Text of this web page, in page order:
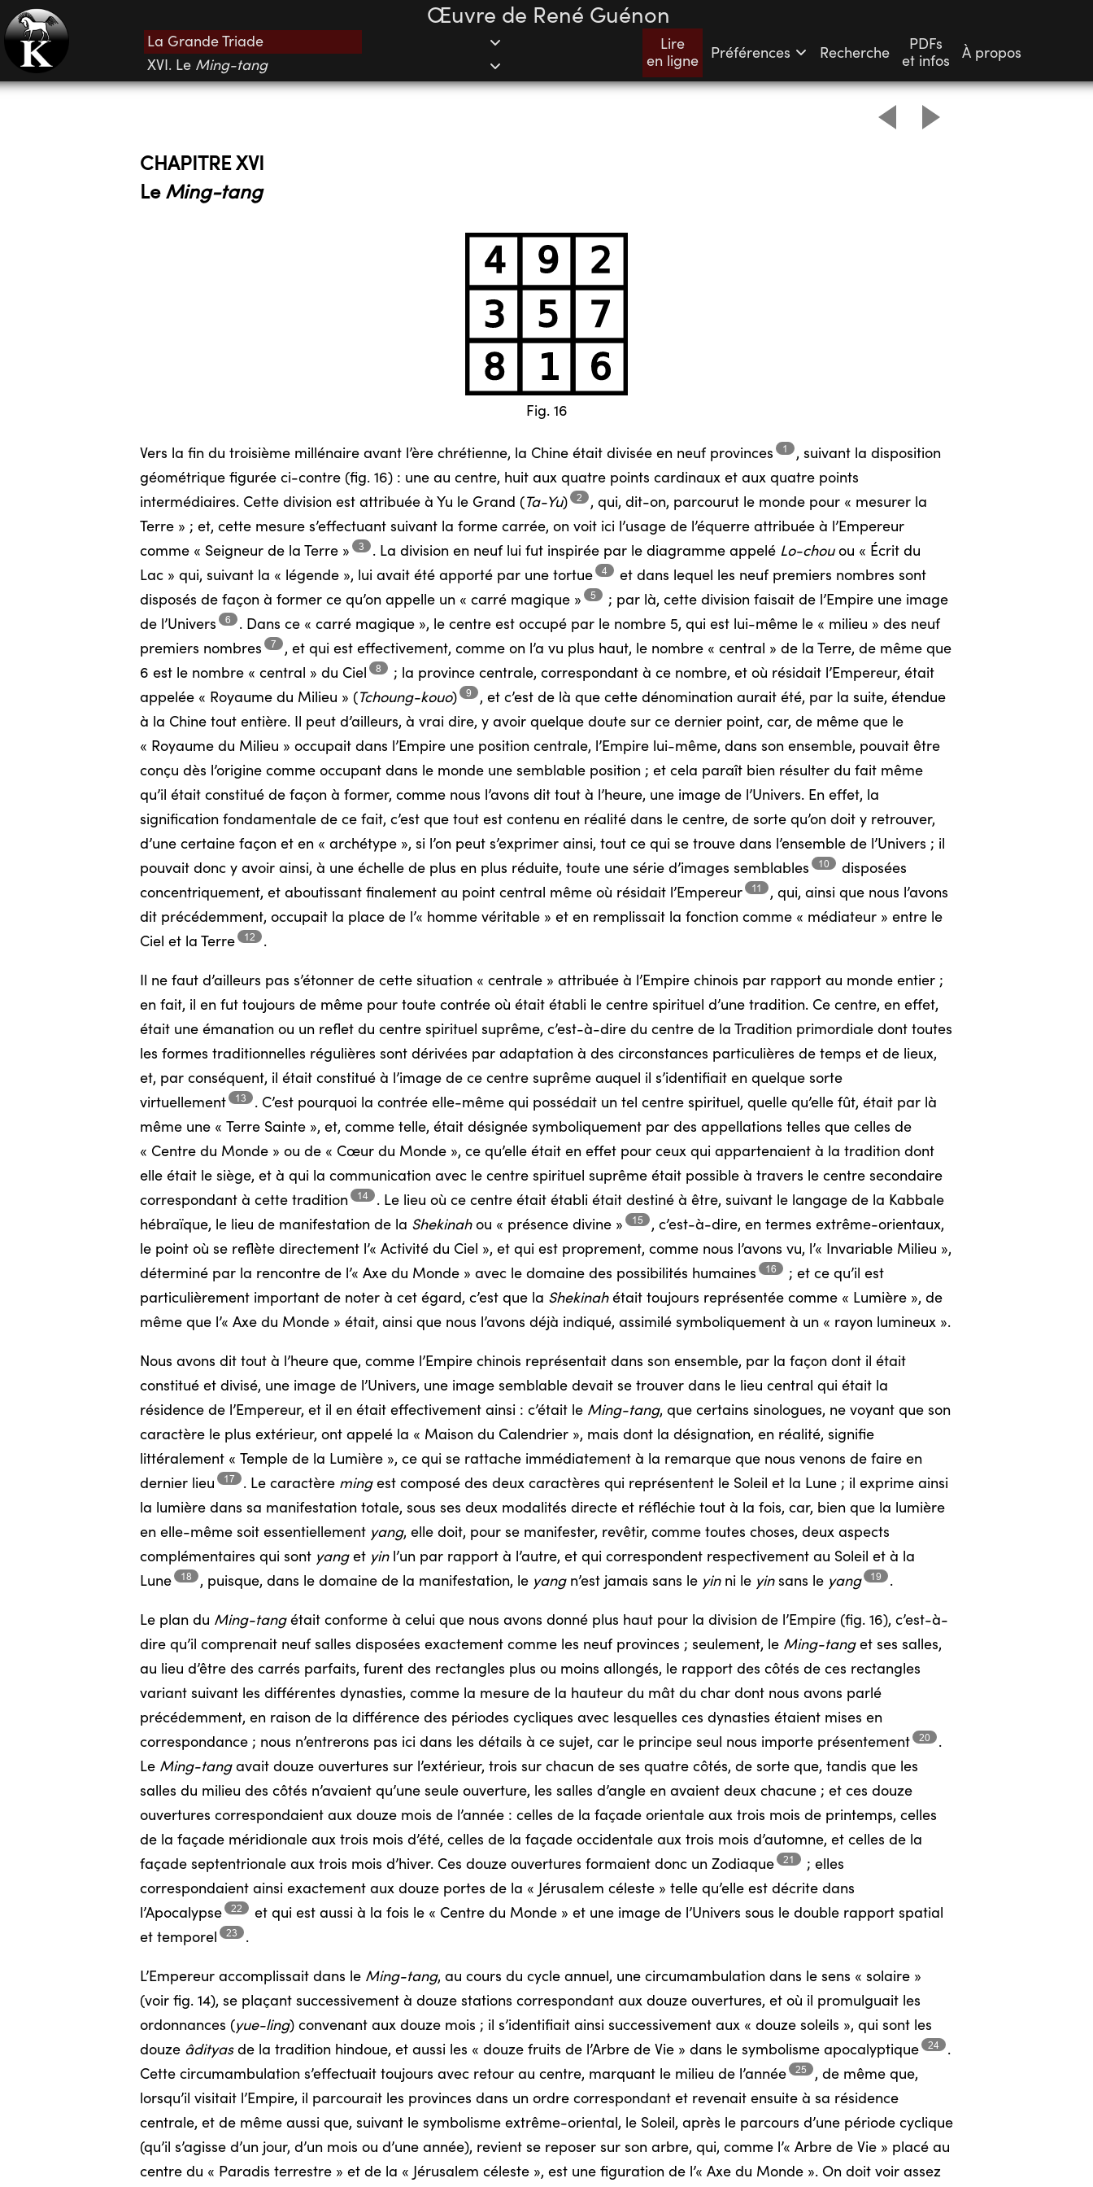
Œuvre de René Guénon
La Grande Triade
XVI. Le Ming-tang
Lire
en ligne
Préférences Recherche
PDFs
et infos
À propos
CHAPITRE XVI
Le Ming-tang
Fig. 16
Vers la fin du troisième millénaire avant l’ère chrétienne, la Chine était divisée en neuf provinces 1 , suivant la disposition
géométrique figurée ci-contre (fig. 16) : une au centre, huit aux quatre points cardinaux et aux quatre points
intermédiaires. Cette division est attribuée à Yu le Grand (Ta-Yu) 2 , qui, dit-on, parcourut le monde pour « mesurer la
Terre » ; et, cette mesure s’effectuant suivant la forme carrée, on voit ici l’usage de l’équerre attribuée à l’Empereur
comme « Seigneur de la Terre » 3 .La division en neuf lui fut inspirée par le diagramme appelé Lo-chouou « Écrit du
Lac » qui, suivant la « légende », lui avait été apporté par une tortue 4
et dans lequel les neuf premiers nombres sont
disposés de façon à former ce qu’on appelle un « carré magique » 5 ; par là, cette division faisait de l’Empire une image
de l’Univers 6 .Dans ce « carré magique », le centre est occupé par le nombre 5, qui est lui-même le « milieu » des neuf
premiers nombres 7 , et qui est effectivement, comme on l’a vu plus haut, le nombre « central » de la Terre, de même que
6 est le nombre « central » du Ciel 8 ; la province centrale, correspondant à ce nombre, et où résidait l’Empereur, était
appelée « Royaume du Milieu » (Tchoung-kouo) 9 , et c’est de là que cette dénomination aurait été, par la suite, étendue
à la Chine tout entière. Il peut d’ailleurs, à vrai dire, y avoir quelque doute sur ce dernier point, car, de même que le
« Royaume du Milieu » occupait dans l’Empire une position centrale, l’Empire lui-même, dans son ensemble, pouvait être
conçu dès l’origine comme occupant dans le monde une semblable position ; et cela paraît bien résulter du fait même
qu’il était constitué de façon à former, comme nous l’avons dit tout à l’heure, une image de l’Univers. En effet, la
signification fondamentale de ce fait, c’est que tout est contenu en réalité dans le centre, de sorte qu’on doit y retrouver,
d’une certaine façon et en « archétype », si l’on peut s’exprimer ainsi, tout ce qui se trouve dans l’ensemble de l’Univers ; il
pouvait donc y avoir ainsi, à une échelle de plus en plus réduite, toute une série d’images semblables 10
disposées
concentriquement, et aboutissant finalement au point central même où résidait l’Empereur 11 , qui, ainsi que nous l’avons
dit précédemment, occupait la place de l’« homme véritable » et en remplissait la fonction comme « médiateur » entre le
Ciel et la Terre 12 .
Il ne faut d’ailleurs pas s’étonner de cette situation « centrale » attribuée à l’Empire chinois par rapport au monde entier ;
en fait, il en fut toujours de même pour toute contrée où était établi le centre spirituel d’une tradition. Ce centre, en effet,
était une émanation ou un reflet du centre spirituel suprême, c’est-à-dire du centre de la Tradition primordiale dont toutes
les formes traditionnelles régulières sont dérivées par adaptation à des circonstances particulières de temps et de lieux,
et, par conséquent, il était constitué à l’image de ce centre suprême auquel il s’identifiait en quelque sorte
virtuellement
13 .C’est pourquoi la contrée elle-même qui possédait un tel centre spirituel, quelle qu’elle fût, était par là
même une « Terre Sainte », et, comme telle, était désignée symboliquement par des appellations telles que celles de
« Centre du Monde » ou de « Cœur du Monde », ce qu’elle était en effet pour ceux qui appartenaient à la tradition dont
elle était le siège, et à qui la communication avec le centre spirituel suprême était possible à travers le centre secondaire
correspondant à cette tradition 14 .Le lieu où ce centre était établi était destiné à être, suivant le langage de la Kabbale
hébraïque, le lieu de manifestation de la Shekinahou « présence divine » 15 , c’est-à-dire, en termes extrême-orientaux,
le point où se reflète directement l’« Activité du Ciel », et qui est proprement, comme nous l’avons vu, l’« Invariable Milieu »,
déterminé par la rencontre de l’« Axe du Monde » avec le domaine des possibilités humaines 16 ; et ce qu’il est
particulièrement important de noter à cet égard, c’est que la Shekinahétait toujours représentée comme « Lumière », de
même que l’« Axe du Monde » était, ainsi que nous l’avons déjà indiqué, assimilé symboliquement à un « rayon lumineux ».
Nous avons dit tout à l’heure que, comme l’Empire chinois représentait dans son ensemble, par la façon dont il était
constitué et divisé, une image de l’Univers, une image semblable devait se trouver dans le lieu central qui était la
résidence de l’Empereur, et il en était effectivement ainsi : c’était le Ming-tang, que certains sinologues, ne voyant que son
caractère le plus extérieur, ont appelé la « Maison du Calendrier », mais dont la désignation, en réalité, signifie
littéralement « Temple de la Lumière », ce qui se rattache immédiatement à la remarque que nous venons de faire en
dernier lieu 17 .Le caractère mingest composé des deux caractères qui représentent le Soleil et la Lune ; il exprime ainsi
la lumière dans sa manifestation totale, sous ses deux modalités directe et réfléchie tout à la fois, car, bien que la lumière
en elle-même soit essentiellement yang, elle doit, pour se manifester, revêtir, comme toutes choses, deux aspects
complémentaires qui sont yanget yinl’un par rapport à l’autre, et qui correspondent respectivement au Soleil et à la
Lune
18 , puisque, dans le domaine de la manifestation, le yangn’est jamais sans le yinni le yinsans le yang 19 .
Le plan du Ming-tangétait conforme à celui que nous avons donné plus haut pour la division de l’Empire (fig. 16), c’est-à-
dire qu’il comprenait neuf salles disposées exactement comme les neuf provinces ; seulement, le Ming-tanget ses salles,
au lieu d’être des carrés parfaits, furent des rectangles plus ou moins allongés, le rapport des côtés de ces rectangles
variant suivant les différentes dynasties, comme la mesure de la hauteur du mât du char dont nous avons parlé
précédemment, en raison de la différence des périodes cycliques avec lesquelles ces dynasties étaient mises en
correspondance ; nous n’entrerons pas ici dans les détails à ce sujet, car le principe seul nous importe présentement 20
.
Le Ming-tangavait douze ouvertures sur l’extérieur, trois sur chacun de ses quatre côtés, de sorte que, tandis que les
salles du milieu des côtés n’avaient qu’une seule ouverture, les salles d’angle en avaient deux chacune ; et ces douze
ouvertures correspondaient aux douze mois de l’année : celles de la façade orientale aux trois mois de printemps, celles
de la façade méridionale aux trois mois d’été, celles de la façade occidentale aux trois mois d’automne, et celles de la
façade septentrionale aux trois mois d’hiver. Ces douze ouvertures formaient donc un Zodiaque 21 ; elles
correspondaient ainsi exactement aux douze portes de la « Jérusalem céleste » telle qu’elle est décrite dans
l’Apocalypse
22
et qui est aussi à la fois le « Centre du Monde » et une image de l’Univers sous le double rapport spatial
et temporel 23 .
L’Empereur accomplissait dans le Ming-tang, au cours du cycle annuel, une circumambulation dans le sens « solaire »
(voir fig. 14), se plaçant successivement à douze stations correspondant aux douze ouvertures, et où il promulguait les
ordonnances (yue-ling) convenant aux douze mois ; il s’identifiait ainsi successivement aux « douze soleils », qui sont les
douze âdityasde la tradition hindoue, et aussi les « douze fruits de l’Arbre de Vie » dans le symbolisme apocalyptique 24
.
Cette circumambulation s’effectuait toujours avec retour au centre, marquant le milieu de l’année 25 , de même que,
lorsqu’il visitait l’Empire, il parcourait les provinces dans un ordre correspondant et revenait ensuite à sa résidence
centrale, et de même aussi que, suivant le symbolisme extrême-oriental, le Soleil, après le parcours d’une période cyclique
(qu’il s’agisse d’un jour, d’un mois ou d’une année), revient se reposer sur son arbre, qui, comme l’« Arbre de Vie » placé au
centre du « Paradis terrestre » et de la « Jérusalem céleste », est une figuration de l’« Axe du Monde ». On doit voir assez